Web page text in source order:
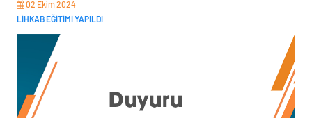
02 Ekim 2024
LİHKAB EĞİTİMİ YAPILDI